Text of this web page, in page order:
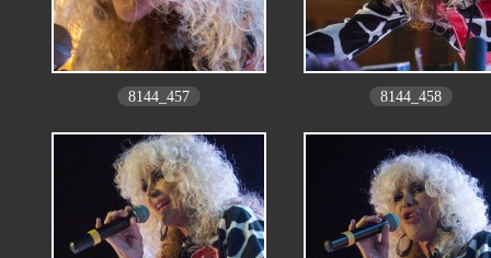
8144_457 8144_458